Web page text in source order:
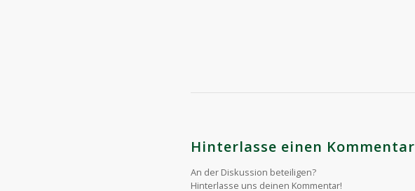
Hinterlasse einen Kommentar
An der Diskussion beteiligen?
Hinterlasse uns deinen Kommentar!